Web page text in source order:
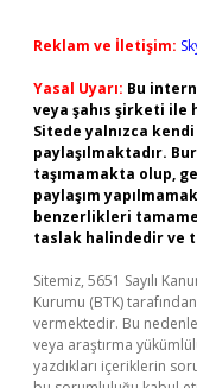
Reklam ve İletişim:
Yasal Uyarı: Bu
veya şahıs şirketi ile
Sitede yalnızca
paylaşılmaktadır.
taşımamakta olup,
paylaşım
benzerlikleri
taslak halindedir ve
Sitemiz, 5651 Sayılı
Kurumu (BTK)
vermektedir. Bu
veya araştırma
yazdıkları içeriklerin